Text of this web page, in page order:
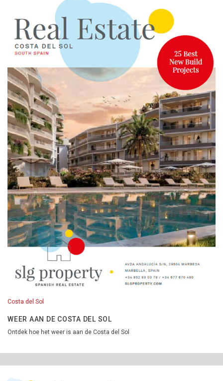
Costa del Sol
WEER AAN DE COSTA DEL SOL
Ontdek hoe het weer is aan de Costa del Sol